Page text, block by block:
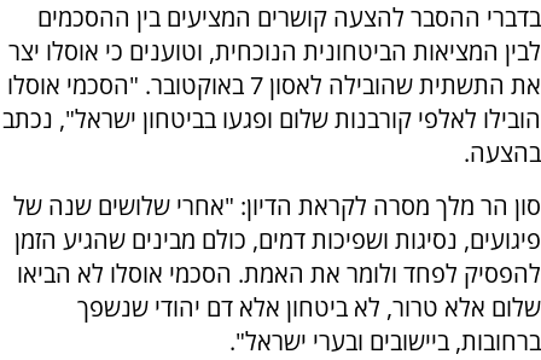
בדברי ההסבר להצעה קושרים המציעים בין ההסכמים
לבין המציאות הביטחונית הנוכחית, וטוענים כי אוסלו יצר
את התשתית שהובילה לאסון 7 באוקטובר. "הסכמי אוסלו
הובילו לאלפי קורבנות שלום ופגעו בביטחון ישראל", נכתב
בהצעה.
סון הר מלך מסרה לקראת הדיון: "אחרי שלושים שנה של
פיגועים, נסיגות ושפיכות דמים, כולם מבינים שהגיע הזמן
להפסיק לפחד ולומר את האמת. הסכמי אוסלו לא הביאו
שלום אלא טרור, לא ביטחון אלא דם יהודי שנשפך
ברחובות, ביישובים ובערי ישראל".